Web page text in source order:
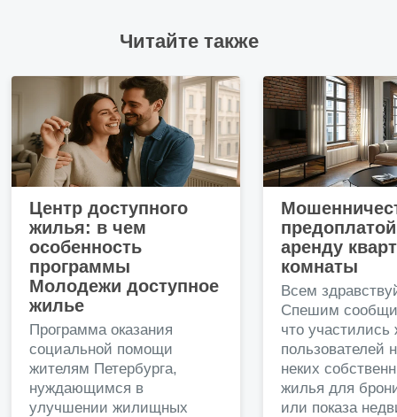
Читайте также
Центр доступного
жилья: в чем
особенность
программы
Молодежи доступное
жилье
Программа оказания
социальной помощи
жителям Петербурга,
нуждающимся в
улучшении жилищных
аренду
комнаты
Всем
Спешим
что
пользователей
неких
жилья для
или показа